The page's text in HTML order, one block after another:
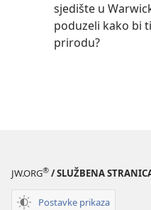
sjedište u
poduzeli kako bi
prirodu?
JW.ORG® / SLUŽBENA
Postavke prikaza